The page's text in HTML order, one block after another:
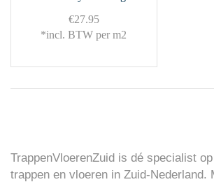
€27.95
*incl. BTW per m2
TrappenVloerenZuid is dé specialist
trappen en vloeren in Zuid-Nederland.